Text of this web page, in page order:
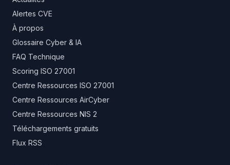
Alertes CVE
À propos
Glossaire Cyber & IA
FAQ Technique
Scoring ISO 27001
Centre Ressources ISO 27001
Centre Ressources AirCyber
Centre Ressources NIS 2
Téléchargements gratuits
Flux RSS